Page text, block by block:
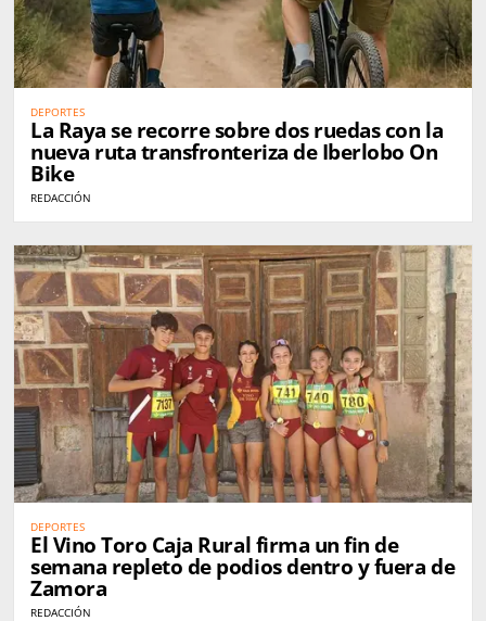
DEPORTES
La Raya se recorre sobre dos ruedas con la
nueva ruta transfronteriza de Iberlobo On
Bike
REDACCIÓN
DEPORTES
El Vino Toro Caja Rural firma un fin de
semana repleto de podios dentro y fuera de
Zamora
REDACCIÓN